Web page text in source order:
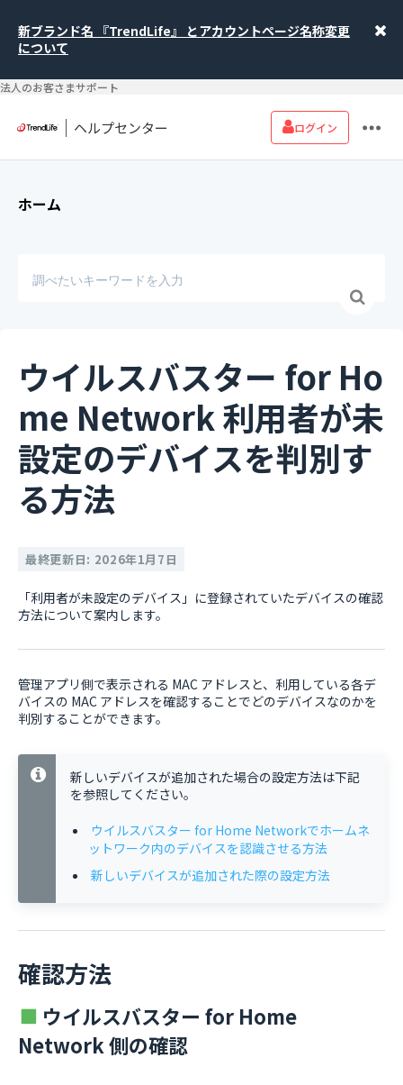
新ブランド名 『TrendLife』 とアカウントページ名称変更
について
法人のお客さまサポート
ヘルプセンター ログイン
ホーム
ウイルスバスター for Ho
me Network 利用者が未
設定のデバイスを判別す
る方法
最終更新日: 2026年1月7日
「利用者が未設定のデバイス」に登録されていたデバイスの確認
方法について案内します。
管理アプリ側で表示される MAC アドレスと、利用している各デ
バイスの MAC アドレスを確認することでどのデバイスなのかを
判別することができます。
新しいデバイスが追加された場合の設定方法は下記
を参照してください。
ウイルスバスター for Home Networkでホームネ
ットワーク内のデバイスを認識させる方法
新しいデバイスが追加された際の設定方法
確認方法
ウイルスバスター for Home
Network 側の確認